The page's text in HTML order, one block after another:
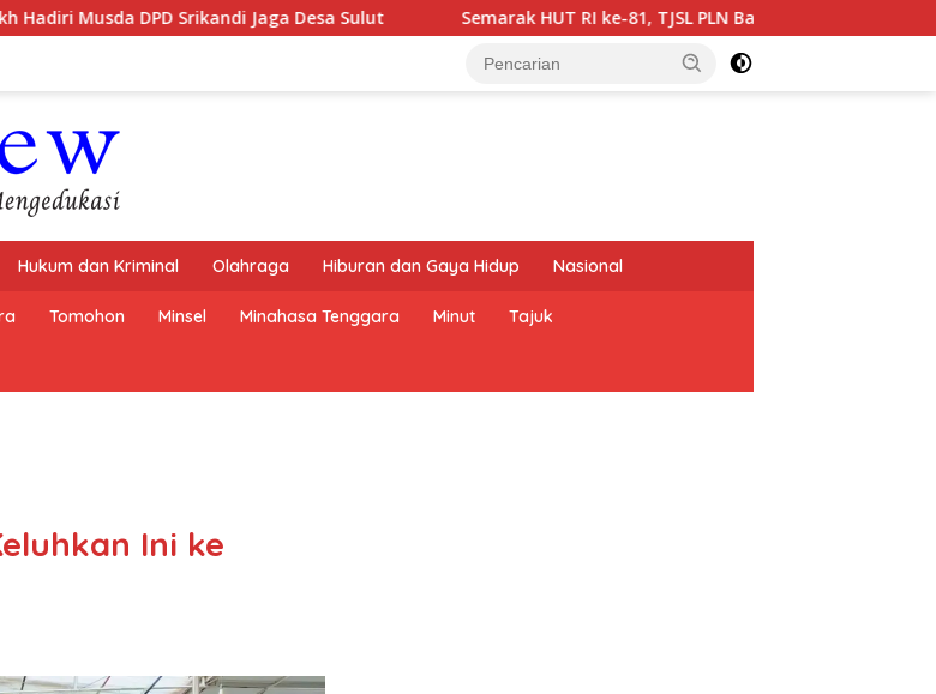
Jaga Desa Sulut Semarak HUT RI ke-81, TJSL PLN Bawa Transformasi Digital ke SMPN 1 Palu
Hukum dan Kriminal Olahraga Hiburan dan Gaya Hidup Nasional
Tomohon Minsel Minahasa Tenggara Minut Tajuk
Ini ke